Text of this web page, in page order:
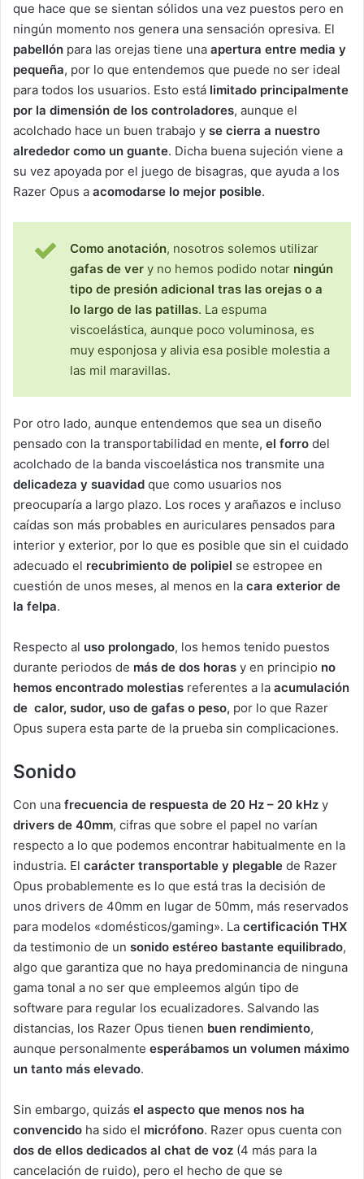
que hace que se sientan sólidos una vez puestos pero en
ningún momento nos genera una sensación opresiva. El
pabellón para las orejas tiene una apertura entre media y
pequeña, por lo que entendemos que puede no ser ideal
para todos los usuarios. Esto está limitado principalmente
por la dimensión de los controladores, aunque el
acolchado hace un buen trabajo y se cierra a nuestro
alrededor como un guante. Dicha buena sujeción viene a
su vez apoyada por el juego de bisagras, que ayuda a los
Razer Opus a acomodarse lo mejor posible.
Como anotación, nosotros solemos utilizar
gafas de ver y no hemos podido notar ningún
tipo de presión adicional tras las orejas o a
lo largo de las patillas. La espuma
viscoelástica, aunque poco voluminosa, es
muy esponjosa y alivia esa posible molestia a
las mil maravillas.
Por otro lado, aunque entendemos que sea un diseño
pensado con la transportabilidad en mente, el forro del
acolchado de la banda viscoelástica nos transmite una
delicadeza y suavidad que como usuarios nos
preocuparía a largo plazo. Los roces y arañazos e incluso
caídas son más probables en auriculares pensados para
interior y exterior, por lo que es posible que sin el cuidado
adecuado el recubrimiento de polipiel se estropee en
cuestión de unos meses, al menos en la cara exterior de
la felpa.
Respecto al uso prolongado, los hemos tenido puestos
durante periodos de más de dos horas y en principio no
hemos encontrado molestias referentes a la acumulación
de calor, sudor, uso de gafas o peso, por lo que Razer
Opus supera esta parte de la prueba sin complicaciones.
Sonido
Con una frecuencia de respuesta de 20 Hz – 20 kHz y
drivers de 40mm, cifras que sobre el papel no varían
respecto a lo que podemos encontrar habitualmente en la
industria. El carácter transportable y plegable de Razer
Opus probablemente es lo que está tras la decisión de
unos drivers de 40mm en lugar de 50mm, más reservados
para modelos «domésticos/gaming». La certificación THX
da testimonio de un sonido estéreo bastante equilibrado,
algo que garantiza que no haya predominancia de ninguna
gama tonal a no ser que empleemos algún tipo de
software para regular los ecualizadores. Salvando las
distancias, los Razer Opus tienen buen rendimiento,
aunque personalmente esperábamos un volumen máximo
un tanto más elevado.
Sin embargo, quizás el aspecto que menos nos ha
convencido ha sido el micrófono. Razer opus cuenta con
dos de ellos dedicados al chat de voz (4 más para la
cancelación de ruido), pero el hecho de que se